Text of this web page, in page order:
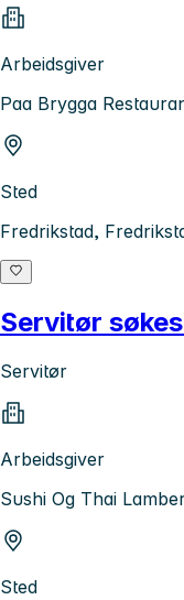
Arbeidsgiver
Paa Brygga
Sted
Fredrikstad,
Servitør
Servitør
Arbeidsgiver
Sushi Og Thai
Sted